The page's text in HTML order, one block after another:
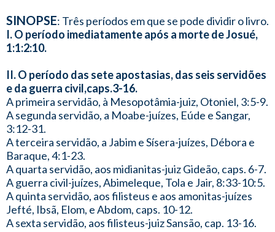
SINOPSE: Três períodos em que se pode dividir o livro.
I. O período imediatamente após a morte de Josué,
1:1:2:10.
II. O período das sete apostasias, das seis servidões
e da guerra civil,caps.3-16.
A primeira servidão, à Mesopotâmia-juiz, Otoniel, 3:5-9.
A segunda servidão, a Moabe-juízes, Eúde e Sangar,
3:12-31.
A terceira servidão, a Jabim e Sísera-juízes, Débora e
Baraque, 4:1-23.
A quarta servidão, aos midianitas-juiz Gideão, caps. 6-7.
A guerra civil-juízes, Abimeleque, Tola e Jair, 8:33-10:5.
A quinta servidão, aos filisteus e aos amonitas-juízes
Jefté, Ibsã, Elom, e Abdom, caps. 10-12.
A sexta servidão, aos filisteus-juiz Sansão, cap. 13-16.